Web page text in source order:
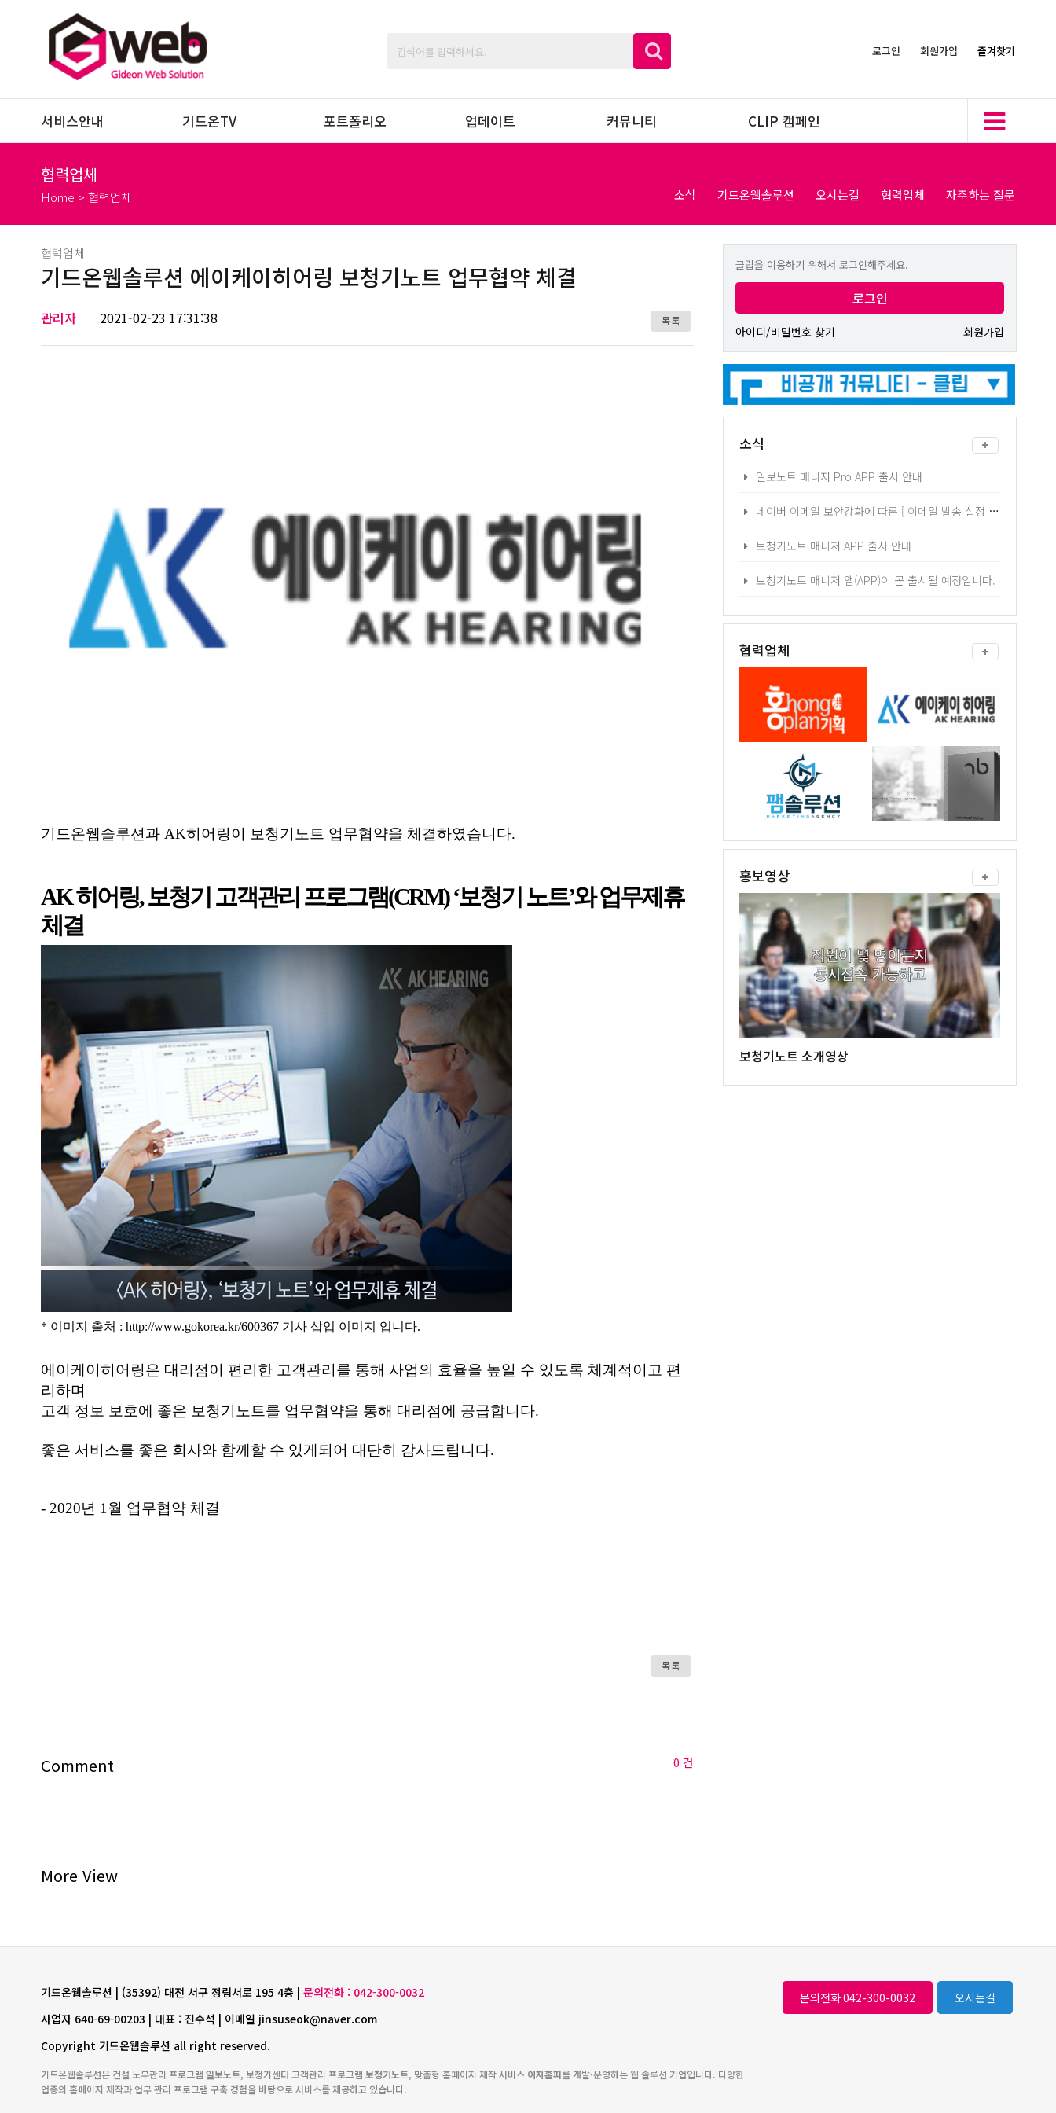
로그인 회원가입 즐겨찾기
서비스안내 기드온TV 포트폴리오 업데이트 커뮤니티 CLIP 캠페인
협력업체
Home > 협력업체 소식 기드온웹솔루션 오시는길 협력업체 자주하는 질문
협력업체
기드온웹솔루션 에이케이히어링 보청기노트 업무협약 체결
관리자 2021-02-23 17:31:38 목록
기드온웹솔루션과 AK히어링이 보청기노트 업무협약을 체결하였습니다.
AK 히어링, 보청기 고객관리 프로그램(CRM) ‘보청기 노트’와 업무제휴
체결
* 이미지 출처 : http://www.gokorea.kr/600367 기사 삽입 이미지 입니다.
에이케이히어링은 대리점이 편리한 고객관리를 통해 사업의 효율을 높일 수 있도록 체계적이고 편
리하며
고객 정보 보호에 좋은 보청기노트를 업무협약을 통해 대리점에 공급합니다.
좋은 서비스를 좋은 회사와 함께할 수 있게되어 대단히 감사드립니다.
- 2020년 1월 업무협약 체결
목록
Comment 0 건
More View
클립을 이용하기 위해서 로그인해주세요.
로그인
아이디/비밀번호 찾기 회원가입
소식
일보노트 매니저 Pro APP 출시 안내
네이버 이메일 보안강화에 따른 [ 이메일 발송 설정 ] 2차 인증 - 어플리케이션 비밀번호 발급 방법 안내
보청기노트 매니저 APP 출시 안내
보청기노트 매니저 앱(APP)이 곧 출시될 예정입니다.
협력업체
홍보영상
보청기노트 소개영상
문의전화 042-300-0032 오시는길
기드온웹솔루션 | (35392) 대전 서구 정림서로 195 4층 | 문의전화 : 042-300-0032
사업자 640-69-00203 | 대표 : 진수석 | 이메일 jinsuseok@naver.com
Copyright 기드온웹솔루션 all right reserved.
기드온웹솔루션은 건설 노무관리 프로그램 일보노트, 보청기센터 고객관리 프로그램 보청기노트, 맞춤형 홈페이지 제작 서비스 이지홈피를 개발·운영하는 웹 솔루션 기업입니다. 다양한
업종의 홈페이지 제작과 업무 관리 프로그램 구축 경험을 바탕으로 서비스를 제공하고 있습니다.